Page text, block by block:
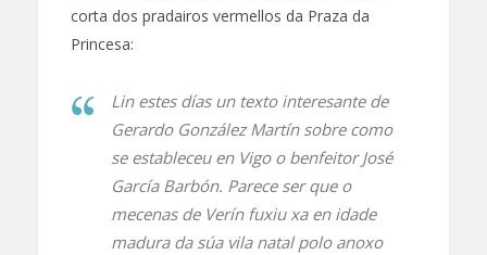
corta dos pradairos vermellos da Praza da
Princesa:
Lin estes días un texto interesante de
Gerardo González Martín sobre como
se estableceu en Vigo o benfeitor José
García Barbón. Parece ser que o
mecenas de Verín fuxiu xa en idade
madura da súa vila natal polo anoxo